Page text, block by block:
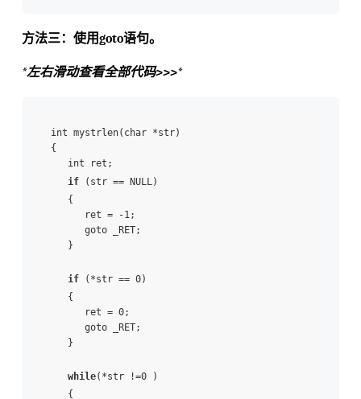
方法三：使用goto语句。
*左右滑动查看全部代码>>>*
int mystrlen(char *str)
{
int ret;
if (str == NULL)
{
ret = -1;
goto _RET;
}
if (*str == 0)
{
ret = 0;
goto _RET;
}
while(*str !=0 )
{